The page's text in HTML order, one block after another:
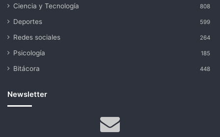
Ciencia y Tecnología 808
Deportes 599
Redes sociales 264
Psicología 185
Bitácora 448
Newsletter